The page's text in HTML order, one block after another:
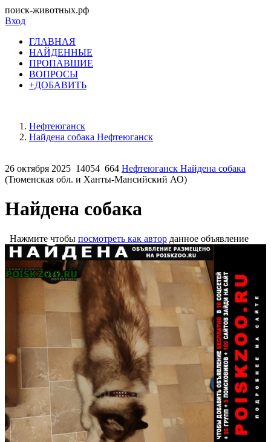
поиск-животных.рф
Вход
ГЛАВНАЯ
НАЙДЕННЫЕ
ПРОПАВШИЕ
ВОПРОСЫ
+ДОБАВИТЬ
Нефтеюганск
Найдена собака Нефтеюганск
26 октября 2025 14054 664 Нефтеюганск Найдена собака
(Тюменская обл. и Ханты-Мансийский АО)
Найдена собака
Нажмите чтобы посмотреть как автор данное объявление